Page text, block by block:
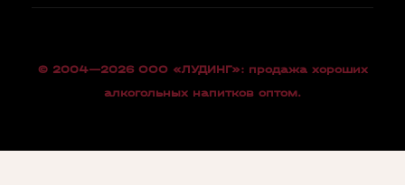
© 2004—2026 OOO «ЛУДИНГ»: продажа хороших
алкогольных напитков оптом.